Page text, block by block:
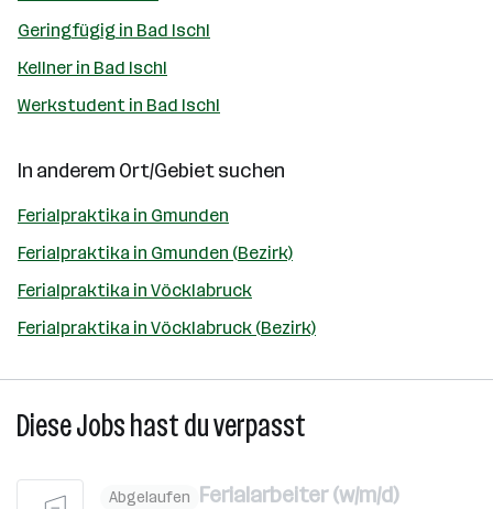
Geringfügig in Bad Ischl
Kellner in Bad Ischl
Werkstudent in Bad Ischl
In anderem Ort/Gebiet suchen
Ferialpraktika in Gmunden
Ferialpraktika in Gmunden (Bezirk)
Ferialpraktika in Vöcklabruck
Ferialpraktika in Vöcklabruck (Bezirk)
Diese Jobs hast du verpasst
Abgelaufen Ferialarbeiter (w/m/d)